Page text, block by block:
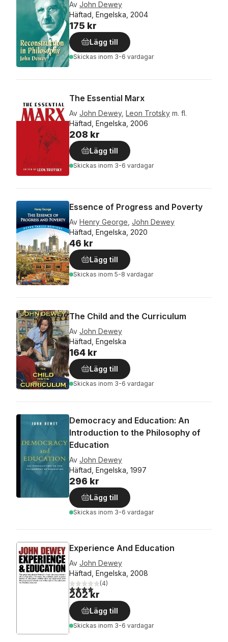
Av John Dewey
Häftad, Engelska, 2004
175 kr
Lägg till
Skickas inom 3-6 vardagar
The Essential Marx
Av John Dewey, Leon Trotsky m. fl.
Häftad, Engelska, 2006
208 kr
Lägg till
Skickas inom 3-6 vardagar
Essence of Progress and Poverty
Av Henry George John Dewey
Häftad, Engelska, 2020
46 kr
Lägg till
Skickas inom 5-8 vardagar
The Child and the Curriculum
Av John Dewey
Häftad, Engelska
164 kr
Lägg till
Skickas inom 3-6 vardagar
Democracy and Education: An
Introduction to the Philosophy of
Education
Av John Dewey
Häftad, Engelska, 1997
296 kr
Lägg till
Skickas inom 3-6 vardagar
Experience And Education
Av John Dewey
Häftad, Engelska, 2008
4,0utav 5 stjärnor. Totalt antal röster:
(4)
202 kr
Lägg till
Skickas inom 3-6 vardagar